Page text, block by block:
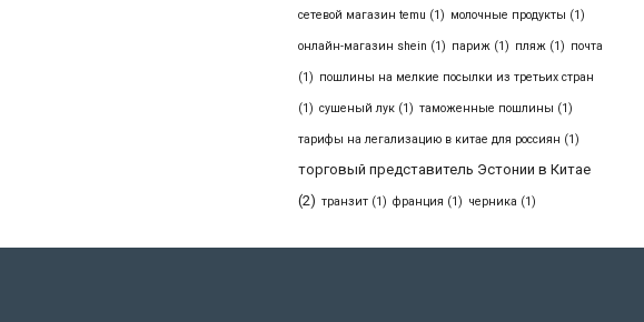
сетевой магазин temu (1) молочные продукты (1)
онлайн-магазин shein (1) париж (1) пляж (1) почта
(1) пошлины на мелкие посылки из третьих стран
(1) сушеный лук (1) таможенные пошлины (1)
тарифы на легализацию в китае для россиян (1)
торговый представитель Эстонии в Китае
(2) транзит (1) франция (1) черника (1)